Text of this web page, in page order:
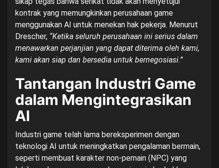
kontrak yang memungkinkan perusahaan game
menggunakan AI untuk menekan hak pekerja. Menurut
Drescher, “Ketika seluruh perusahaan ini serius dalam
menawarkan perjanjian yang dapat diterima oleh kami,
kami akan siap dan bersedia untuk bernegosiasi.”
Tantangan Industri Game
dalam Mengintegrasikan
AI
Industri game telah lama bereksperimen dengan
teknologi AI untuk meningkatkan pengalaman bermain,
seperti membuat karakter non-pemain (NPC) yang